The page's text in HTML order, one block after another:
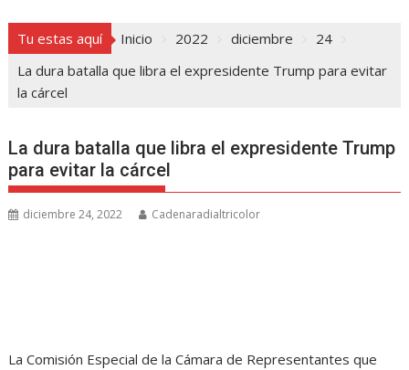
Tu estas aquí Inicio 2022 diciembre
24
La dura batalla que libra el expresidente Trump para evitar
la cárcel
La dura batalla que libra el expresidente Trump
para evitar la cárcel
diciembre 24, 2022 Cadenaradialtricolor
La Comisión Especial de la Cámara de Representantes que